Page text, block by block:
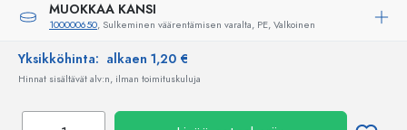
MUOKKAA KANSI
100000650, Sulkeminen väärentämisen varalta, PE, Valkoinen
Yksikköhinta: alkaen 1,20 €
Hinnat sisältävät alv:n, ilman toimituskuluja